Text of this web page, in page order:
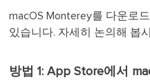
macOS Monterey를 다운로
있습니다. 자세히 논의해 봅
방법 1: App Store에서